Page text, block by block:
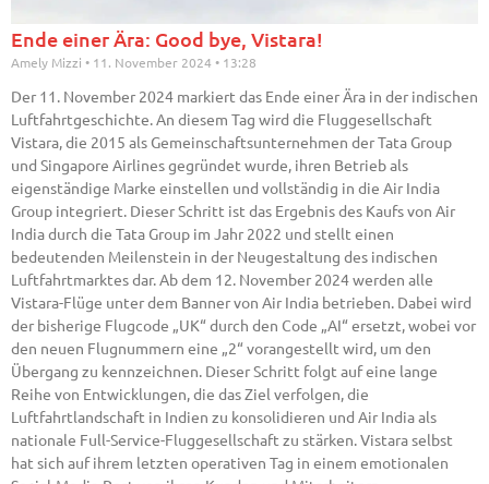
Ende einer Ära: Good bye, Vistara!
Amely Mizzi 11. November 2024 13:28
Der 11. November 2024 markiert das Ende einer Ära in der indischen
Luftfahrtgeschichte. An diesem Tag wird die Fluggesellschaft
Vistara, die 2015 als Gemeinschaftsunternehmen der Tata Group
und Singapore Airlines gegründet wurde, ihren Betrieb als
eigenständige Marke einstellen und vollständig in die Air India
Group integriert. Dieser Schritt ist das Ergebnis des Kaufs von Air
India durch die Tata Group im Jahr 2022 und stellt einen
bedeutenden Meilenstein in der Neugestaltung des indischen
Luftfahrtmarktes dar. Ab dem 12. November 2024 werden alle
Vistara-Flüge unter dem Banner von Air India betrieben. Dabei wird
der bisherige Flugcode „UK“ durch den Code „AI“ ersetzt, wobei vor
den neuen Flugnummern eine „2“ vorangestellt wird, um den
Übergang zu kennzeichnen. Dieser Schritt folgt auf eine lange
Reihe von Entwicklungen, die das Ziel verfolgen, die
Luftfahrtlandschaft in Indien zu konsolidieren und Air India als
nationale Full-Service-Fluggesellschaft zu stärken. Vistara selbst
hat sich auf ihrem letzten operativen Tag in einem emotionalen